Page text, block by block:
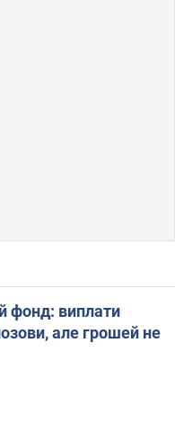
фонд: виплати
але грошей не